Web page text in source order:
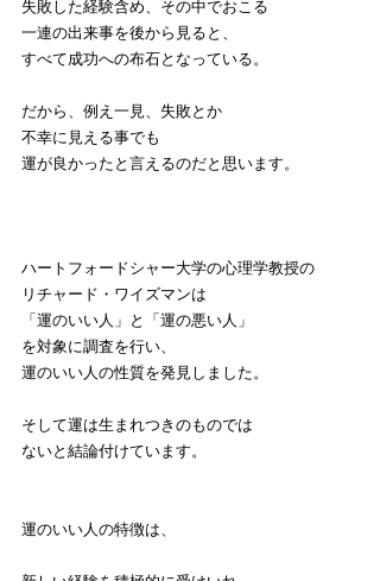
失敗した経験含め、その中でおこる
一連の出来事を後から見ると、
すべて成功への布石となっている。
だから、例え一見、失敗とか
不幸に見える事でも
運が良かったと言えるのだと思います。
ハートフォードシャー大学の心理学教授の
リチャード・ワイズマンは
「運のいい人」と「運の悪い人」
を対象に調査を行い、
運のいい人の性質を発見しました。
そして運は生まれつきのものでは
ないと結論付けています。
運のいい人の特徴は、